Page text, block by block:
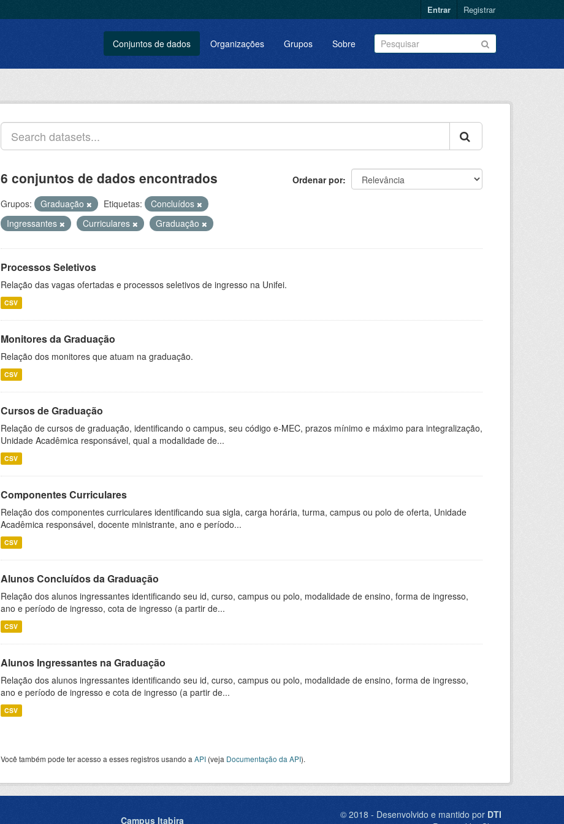
Entrar Registrar
Conjuntos de dados Organizações Grupos Sobre
Ordenar por
6 conjuntos de dados encontrados
Grupos: Graduação Etiquetas:
Concluídos
Ingressantes
Curriculares Graduação
Processos Seletivos
Relação das vagas ofertadas e processos seletivos de ingresso na Unifei.
CSV
Monitores da Graduação
Relação dos monitores que atuam na graduação.
CSV
Cursos de Graduação
Relação de cursos de graduação, identificando o campus, seu código e-MEC, prazos mínimo e máximo para integralização,
Unidade Acadêmica responsável, qual a modalidade de...
CSV
Componentes Curriculares
Relação dos componentes curriculares identificando sua sigla, carga horária, turma, campus ou polo de oferta, Unidade
Acadêmica responsável, docente ministrante, ano e período...
CSV
Alunos Concluídos da Graduação
Relação dos alunos ingressantes identificando seu id, curso, campus ou polo, modalidade de ensino, forma de ingresso,
ano e período de ingresso, cota de ingresso (a partir de...
CSV
Alunos Ingressantes na Graduação
Relação dos alunos ingressantes identificando seu id, curso, campus ou polo, modalidade de ensino, forma de ingresso,
ano e período de ingresso e cota de ingresso (a partir de...
CSV
Você também pode ter acesso a esses registros usando a API (veja Documentação da API).
Campus Itabira © 2018 - Desenvolvido e mantido por DTI